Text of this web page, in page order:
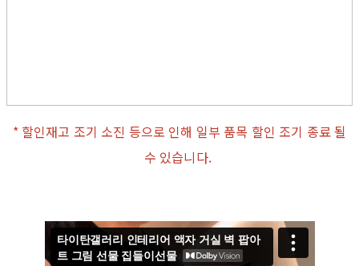
* 할인재고 조기 소진 등으로 인해 일부 품목 할인 조기 종료 될
수 있습니다.